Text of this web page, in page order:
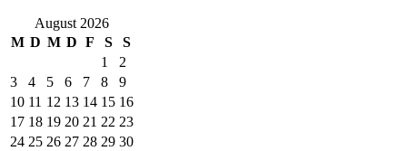
August 2026
M D M D F S
S
1
2
3
4 5 6 7 8
9
10 11 12 13 14 15 16
17 18 19 20 21 22 23
24 25 26 27 28 29 30